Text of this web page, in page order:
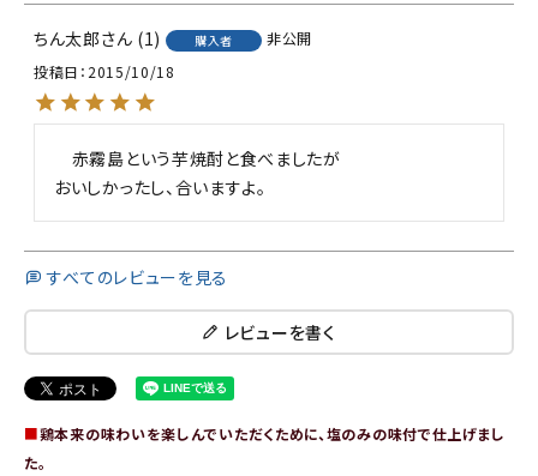
ちん太郎 1 購入者
非公開
投稿日 2015/10/18
赤霧島という芋焼酎と食べましたが
おいしかったし、合いますよ。
すべてのレビューを見る
レビューを書く
■鶏本来の味わいを楽しんでいただくために、塩のみの味付で仕上げまし
た。